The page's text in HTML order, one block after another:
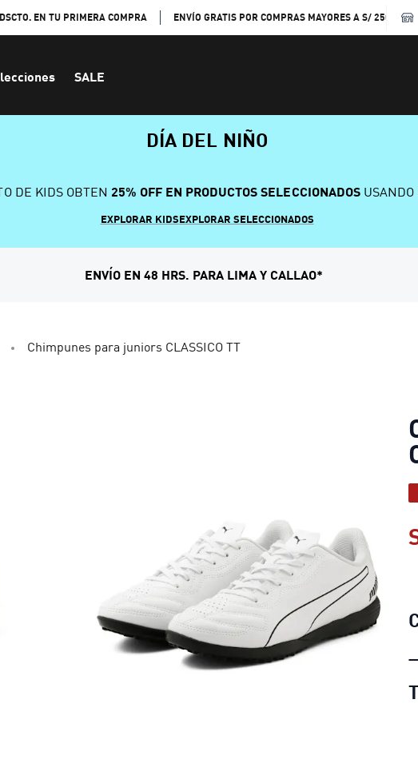
EN TU PRIMERA COMPRA ENVÍO GRATIS POR COMPRAS MAYORES A S/ 250
SALE
DÍA DEL NIÑO
DE KIDS OBTEN 25% OFF EN PRODUCTOS SELECCIONADOSUSANDO
EXPLORAR KIDSEXPLORAR SELECCIONADOS
ENVÍO EN 48 HRS. PARA LIMA Y CALLAO*
Chimpunes para juniors CLASSICO TT